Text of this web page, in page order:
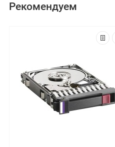
Рекомендуем